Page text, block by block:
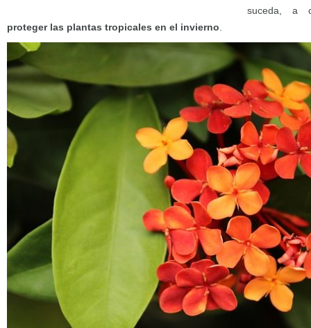
suceda, a
proteger las plantas tropicales en el invierno